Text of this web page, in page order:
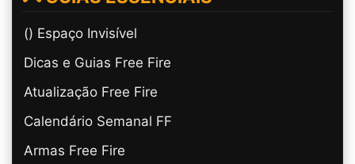
(ㅤ) Espaço Invisível
Dicas e Guias Free Fire
Atualização Free Fire
Calendário Semanal FF
Armas Free Fire